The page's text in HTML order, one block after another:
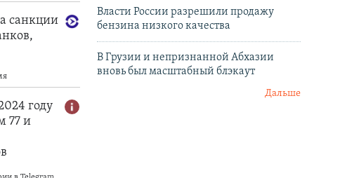
Власти России разрешили продажу
бензина низкого качества
В Грузии и непризнанной Абхазии
вновь был масштабный блэкаут
Дальше